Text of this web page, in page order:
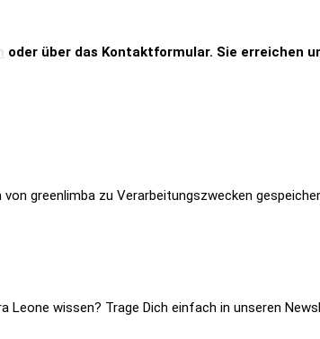
oder über das Kontaktformular. Sie erreichen
greenlimba zu Verarbeitungszwecken
wissen? Trage Dich einfach in unseren